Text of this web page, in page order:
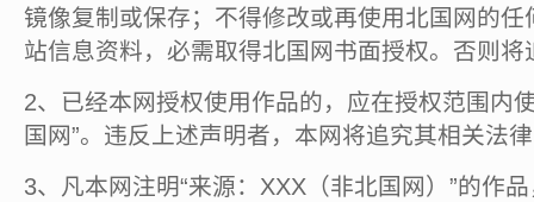
镜像复制或保存；不得修改或再使用北国网的
站信息资料，必需取得北国网书面授权。否则将
2、已经本网授权使用作品的，应在授权范围内
国网”。违反上述声明者，本网将追究其相关法
3、凡本网注明“来源：XXX（非北国网）”的作